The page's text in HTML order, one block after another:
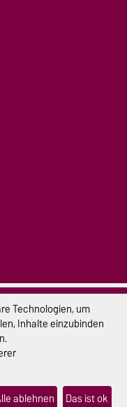
Technologien, um
Inhalte einzubinden
ablehnen Das ist ok